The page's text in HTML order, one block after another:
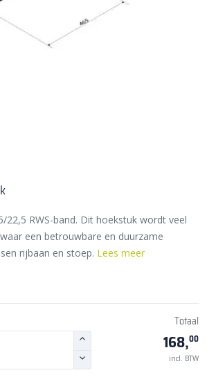
22,5 RWS-band. Dit hoekstuk wordt veel
een betrouwbare en duurzame
rijbaan en stoep. Lees meer
Totaal
168,00
incl. BTW